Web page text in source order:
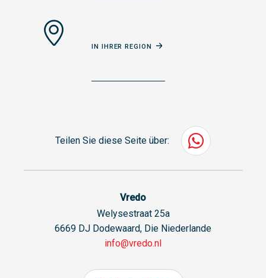
IN IHRER REGION
Teilen Sie diese Seite über:
Vredo
Welysestraat 25a
6669 DJ Dodewaard, Die Niederlande
info@vredo.nl